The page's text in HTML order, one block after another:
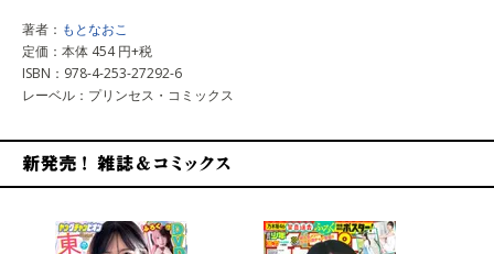
著者： もとなおこ
定価：本体 454 円+税
ISBN：978-4-253-27292-6
レーベル：プリンセス・コミックス